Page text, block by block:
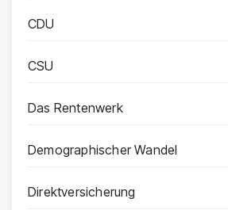
CDU
CSU
Das Rentenwerk
Demographischer Wandel
Direktversicherung